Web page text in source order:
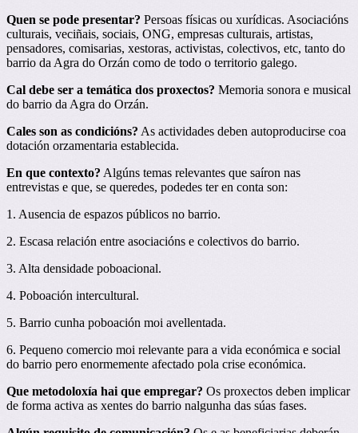
Quen se pode presentar? Persoas físicas ou xurídicas. Asociacións
culturais, veciñais, sociais, ONG, empresas culturais, artistas,
pensadores, comisarias, xestoras, activistas, colectivos, etc, tanto do
barrio da Agra do Orzán como de todo o territorio galego.
Cal debe ser a temática dos proxectos? Memoria sonora e musical
do barrio da Agra do Orzán.
Cales son as condicións? As actividades deben autoproducirse coa
dotación orzamentaria establecida.
En que contexto? Algúns temas relevantes que saíron nas
entrevistas e que, se queredes, podedes ter en conta son:
1. Ausencia de espazos públicos no barrio.
2. Escasa relación entre asociacións e colectivos do barrio.
3. Alta densidade poboacional.
4. Poboación intercultural.
5. Barrio cunha poboación moi avellentada.
6. Pequeno comercio moi relevante para a vida económica e social
do barrio pero enormemente afectado pola crise económica.
Que metodoloxía hai que empregar? Os proxectos deben implicar
de forma activa as xentes do barrio nalgunha das súas fases.